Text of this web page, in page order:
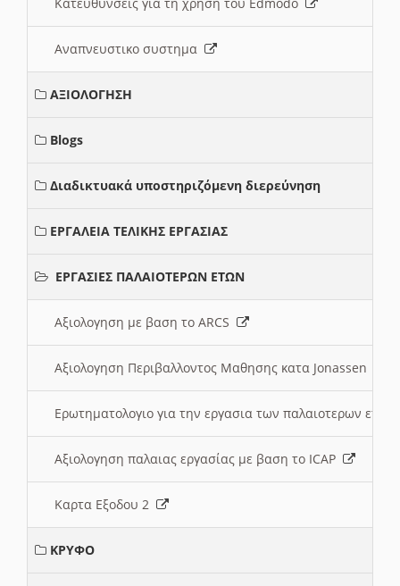
Αναπνευστικο συστημα
ΑΞΙΟΛΟΓΗΣΗ
Blogs
Διαδικτυακά υποστηριζόμενη διερεύνηση
ΕΡΓΑΛΕΙΑ ΤΕΛΙΚΗΣ ΕΡΓΑΣΙΑΣ
ΕΡΓΑΣΙΕΣ ΠΑΛΑΙΟΤΕΡΩΝ ΕΤΩΝ
Αξιολογηση με βαση το ARCS
Αξιολογηση Περιβαλλοντος Μαθησης κατα Jonassen
Ερωτηματολογιο για την εργασια των παλαιοτερων
Αξιολογηση παλαιας εργασίας με βαση το ICAP
Καρτα Εξοδου 2
ΚΡΥΦΟ